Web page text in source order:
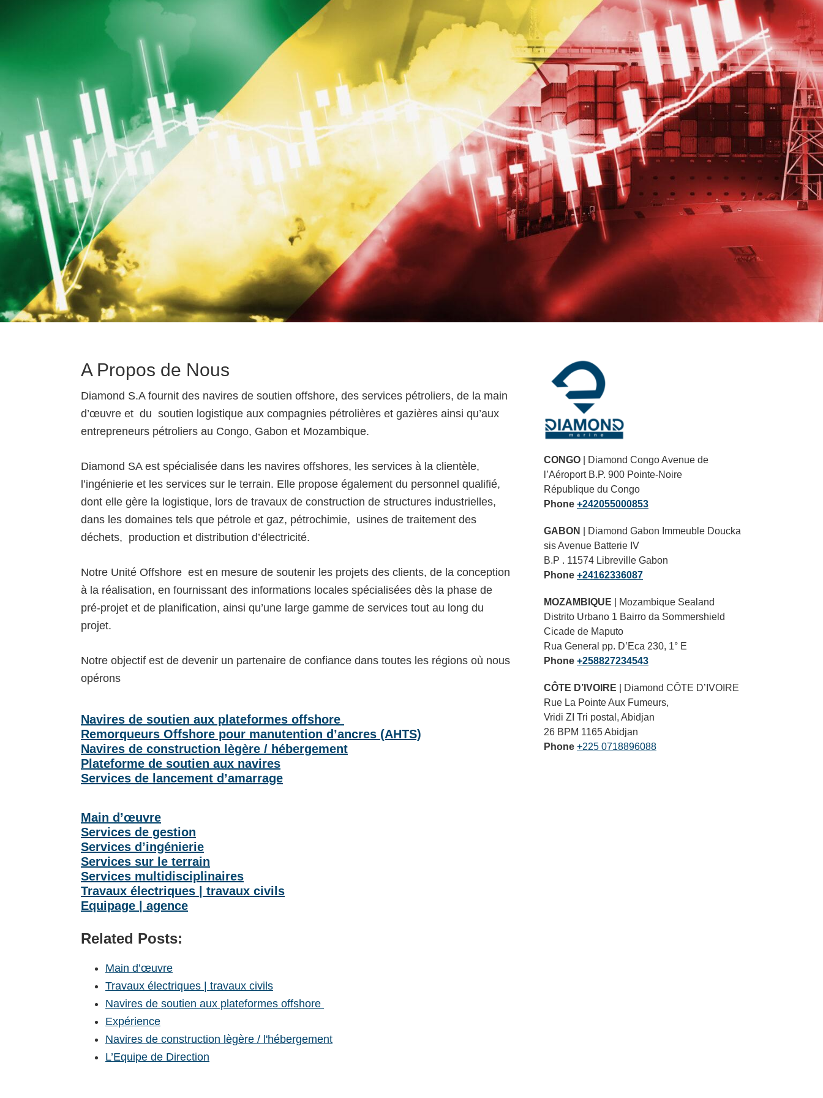
A Propos de Nous
Diamond S.A fournit des navires de soutien offshore, des services pétroliers, de la main
d’œuvre et du soutien logistique aux compagnies pétrolières et gazières ainsi qu’aux
entrepreneurs pétroliers au Congo, Gabon et Mozambique.
Diamond SA est spécialisée dans les navires offshores, les services à la clientèle,
l’ingénierie et les services sur le terrain. Elle propose également du personnel qualifié,
dont elle gère la logistique, lors de travaux de construction de structures industrielles,
dans les domaines tels que pétrole et gaz, pétrochimie, usines de traitement des
déchets, production et distribution d’électricité.
Notre Unité Offshore est en mesure de soutenir les projets des clients, de la conception
à la réalisation, en fournissant des informations locales spécialisées dès la phase de
pré-projet et de planification, ainsi qu’une large gamme de services tout au long du
projet.
Notre objectif est de devenir un partenaire de confiance dans toutes les régions où nous
opérons
Navires de soutien aux plateformes offshore
Remorqueurs Offshore pour manutention d’ancres (AHTS)
Navires de construction lègère / hébergement
Plateforme de soutien aux navires
Services de lancement d’amarrage
Main d’œuvre
Services de gestion
Services d’ingénierie
Services sur le terrain
Services multidisciplinaires
Travaux électriques | travaux civils
Equipage | agence
Related Posts:
Main d’œuvre
Travaux électriques | travaux civils
Navires de soutien aux plateformes offshore
Expérience
Navires de construction lègère / l'hébergement
L’Equipe de Direction
Primary
Sidebar
CONGO | Diamond Congo Avenue de
l’Aéroport B.P. 900 Pointe-Noire
République du Congo
Phone +242055000853
GABON
| Diamond Gabon Immeuble Doucka
sis Avenue Batterie IV
B.P . 11574 Libreville Gabon
Phone +24162336087
MOZAMBIQUE | Mozambique Sealand
Distrito Urbano 1 Bairro da Sommershield
Cicade de Maputo
Rua General pp. D’Eca 230, 1° E
Phone +258827234543
CÔTE D’IVOIRE | Diamond CÔTE D’IVOIRE
Rue La Pointe Aux Fumeurs,
Vridi ZI Tri postal, Abidjan
26 BPM 1165 Abidjan
Phone +225 0718896088